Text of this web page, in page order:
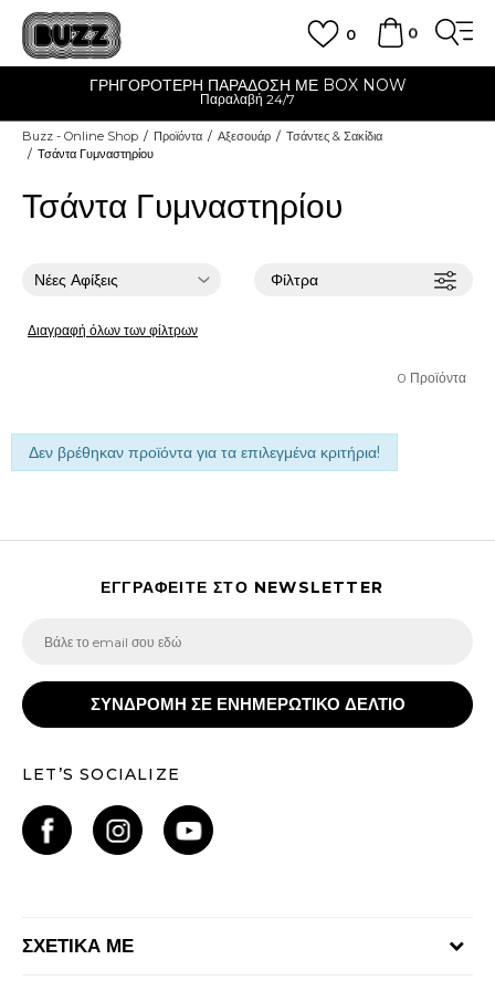
0
0
ΓΡΗΓΟΡΟΤΕΡΗ ΠΑΡΑΔΟΣΗ ΜΕ BOX NOW
Παραλαβή 24/7
Buzz - Online Shop Προϊόντα Αξεσουάρ
Τσάντες & Σακίδια
Τσάντα Γυμναστηρίου
Τσάντα Γυμναστηρίου
Φίλτρα
Διαγραφή όλων των φίλτρων
0 Προϊόντα
Δεν βρέθηκαν προϊόντα για τα επιλεγμένα κριτήρια!
ΕΓΓΡΑΦΕΙΤΕ ΣΤΟ NEWSLETTER
ΣΥΝΔΡΟΜΗ ΣΕ ΕΝΗΜΕΡΩΤΙΚΟ ΔΕΛΤΙΟ
LET’S SOCIALIZE
ΣΧΕΤΙΚΑ ΜΕ